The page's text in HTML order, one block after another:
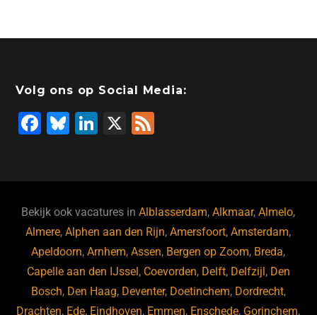
Volg ons op Social Media:
F
b
o
o
k
Bl
ky
Li
dI
n
X
Bekijk ook vacatures inAlblasserdam,Alkmaar,Almelo,
Almere,Alphen aan den Rijn,Amersfoort,Amsterdam,
Apeldoorn,Arnhem,Assen, Bergen op Zoom, Breda,
Capelle aan den IJssel, Coevorden, Delft, Delfzijl, Den
Bosch, Den Haag, Deventer, Doetinchem, Dordrecht,
Drachten, Ede, Eindhoven, Emmen, Enschede, Gorinchem,